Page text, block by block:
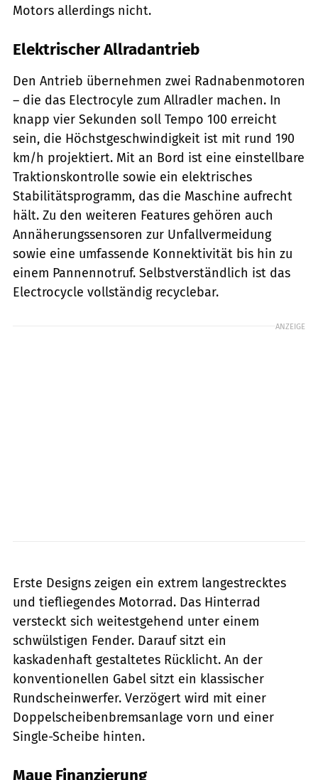
Motors allerdings nicht.
Elektrischer Allradantrieb
Den Antrieb übernehmen zwei Radnabenmotoren
– die das Electrocyle zum Allradler machen. In
knapp vier Sekunden soll Tempo 100 erreicht
sein, die Höchstgeschwindigkeit ist mit rund 190
km/h projektiert. Mit an Bord ist eine einstellbare
Traktionskontrolle sowie ein elektrisches
Stabilitätsprogramm, das die Maschine aufrecht
hält. Zu den weiteren Features gehören auch
Annäherungssensoren zur Unfallvermeidung
sowie eine umfassende Konnektivität bis hin zu
einem Pannennotruf. Selbstverständlich ist das
Electrocycle vollständig recyclebar.
ANZEIGE
Erste Designs zeigen ein extrem langestrecktes
und tiefliegendes Motorrad. Das Hinterrad
versteckt sich weitestgehend unter einem
schwülstigen Fender. Darauf sitzt ein
kaskadenhaft gestaltetes Rücklicht. An der
konventionellen Gabel sitzt ein klassischer
Rundscheinwerfer. Verzögert wird mit einer
Doppelscheibenbremsanlage vorn und einer
Single-Scheibe hinten.
Maue Finanzierung